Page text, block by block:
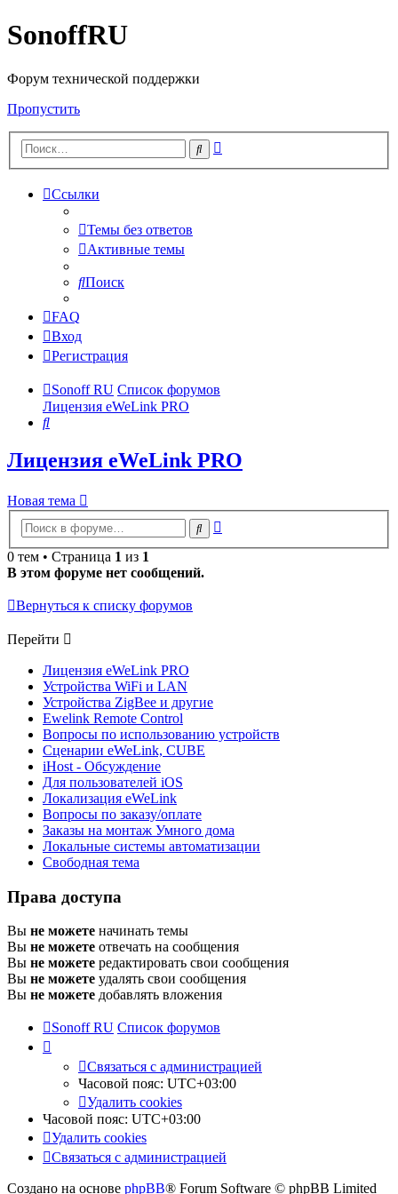
SonoffRU
Форум технической поддержки
Пропустить
Поиск
Ссылки
Темы без ответов
Активные темы
Поиск
FAQ
Вход
Регистрация
Sonoff RU Список форумов
Лицензия eWeLink PRO
Поиск
Лицензия eWeLink PRO
Новая тема
Поиск
0 тем • Страница 1 из 1
В этом форуме нет сообщений.
Вернуться к списку форумов
Перейти
Лицензия eWeLink PRO
Устройства WiFi и LAN
Устройства ZigBee и другие
Ewelink Remote Control
Вопросы по использованию устройств
Сценарии eWeLink, CUBE
iHost - Обсуждение
Для пользователей iOS
Локализация eWeLink
Вопросы по заказу/оплате
Заказы на монтаж Умного дома
Локальные системы автоматизации
Свободная тема
Права доступа
Вы не можете начинать темы
Вы не можете отвечать на сообщения
Вы не можете редактировать свои сообщения
Вы не можете удалять свои сообщения
Вы не можете добавлять вложения
Sonoff RU Список форумов
Связаться с администрацией
Часовой пояс: UTC+03:00
Удалить cookies
Часовой пояс: UTC+03:00
Удалить cookies
Связаться с администрацией
Создано на основе phpBB® Forum Software © phpBB Limited